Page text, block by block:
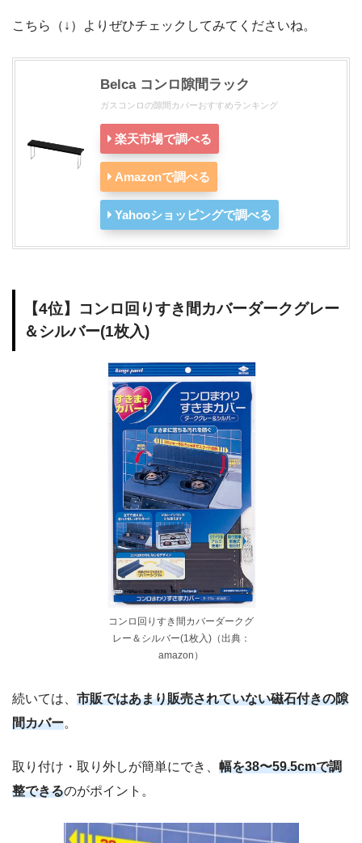
こちら（↓）よりぜひチェックしてみてくださいね。
Belca コンロ隙間ラック
ガスコンロの隙間カバーおすすめランキング
楽天市場で調べる
Amazonで調べる
Yahooショッピングで調べる
【4位】コンロ回りすき間カバーダークグレー
＆シルバー(1枚入)
コンロ回りすき間カバーダークグ
レー＆シルバー(1枚入)（出典：
amazon）
続いては、 市販ではあまり販売されていない磁石付きの隙
間カバー。
取り付け・取り外しが簡単にでき、 幅を38〜59.5cmで調
整できるのがポイント。